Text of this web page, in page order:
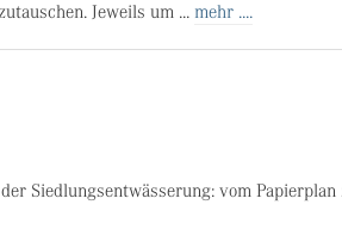
Jeweils um ... mehr ....
Siedlungsentwässerung: vom Papierplan